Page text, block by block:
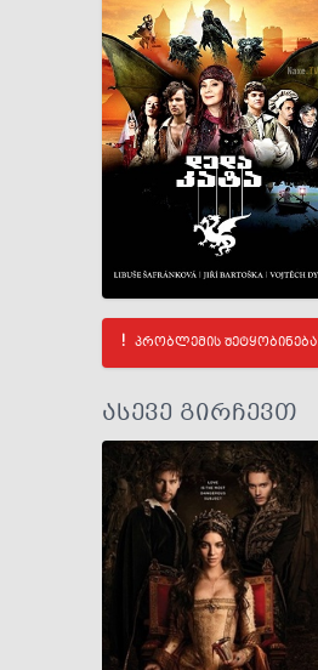
პრობლემის შეტყობინება
ასევე გირჩევთ